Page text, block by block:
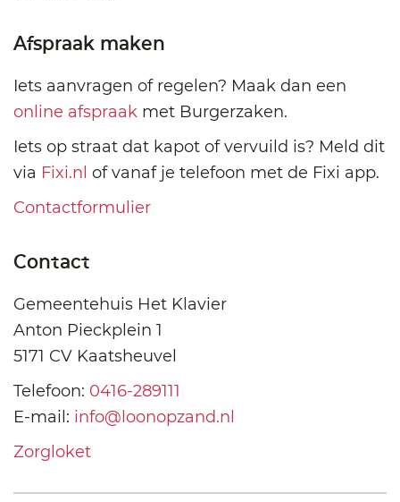
Afspraak maken
Iets aanvragen of regelen? Maak dan een
online afspraak met Burgerzaken.
Iets op straat dat kapot of vervuild is? Meld dit
via Fixi.nl of vanaf je telefoon met de Fixi app.
Contactformulier
Contact
Gemeentehuis Het Klavier
Anton Pieckplein 1
5171 CV Kaatsheuvel
Telefoon: 0416-289111
E-mail: info@loonopzand.nl
Zorgloket